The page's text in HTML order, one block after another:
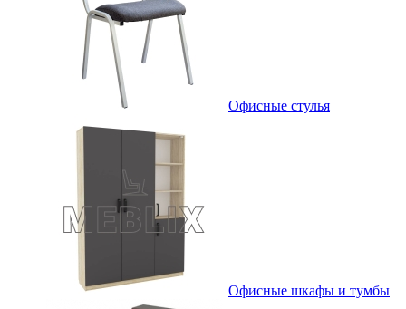
Офисные стулья
Офисные шкафы и тумбы